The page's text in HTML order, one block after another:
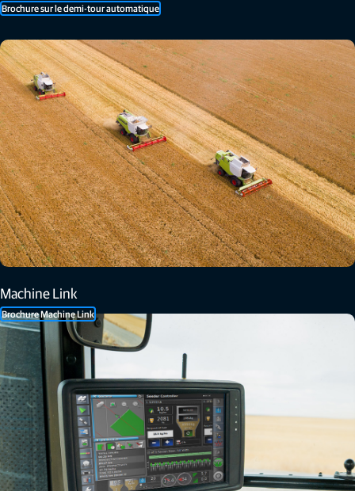
Brochure sur le demi-tour automatique
Machine Link
Brochure Machine Link